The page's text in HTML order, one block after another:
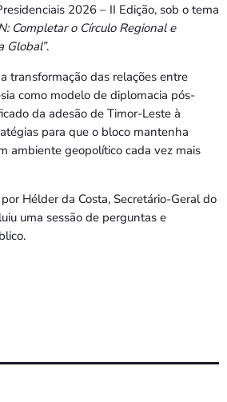
2026 – II Edição, sob o tema
Completar o Círculo Regional e
Global”.
transformação das relações entre
como modelo de diplomacia pós-
da adesão de Timor-Leste à
para que o bloco mantenha
ambiente geopolítico cada vez mais
Hélder da Costa, Secretário-Geral do
uma sessão de perguntas e